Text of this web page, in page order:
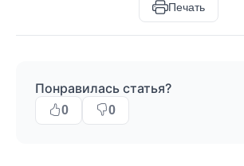
Печать
Понравилась статья?
0 0